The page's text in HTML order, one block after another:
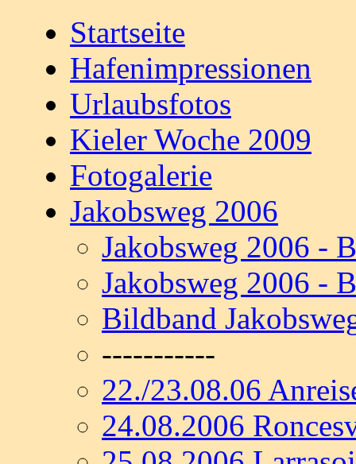
Startseite
Hafenimpressionen
Urlaubsfotos
Kieler Woche 2009
Fotogalerie
Jakobsweg 2006
Jakobsweg 2006 -
Jakobsweg 2006 -
Bildband
-----------
22./23.08.06
24.08.2006